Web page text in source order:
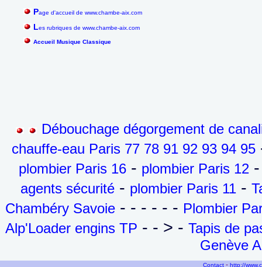
Page d'accueil de www.chambe-aix.com
Les rubriques de www.chambe-aix.com
Accueil Musique Classique
Débouchage dégorgement de
chauffe-eau Paris 77 78 91 92 93 94 95
plombier Paris 16 - plombier Paris 12
agents sécurité - plombier Paris 11 -
Chambéry Savoie - - - - - - Plombier
Alp'Loader engins TP - - > - Tapis de
Genève
Contact - http://